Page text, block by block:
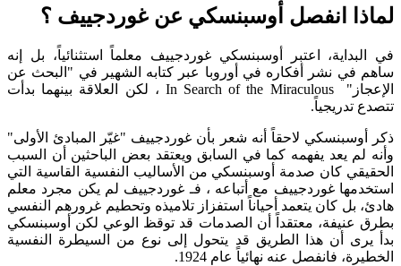
انفصل أوسبنسكي عن غوردجييف ؟
اعتبر أوسبنسكي غوردجييف معلماً استثنائياً، بل إنه
نشر أفكاره في أوروبا عبر كتابه الشهير في "البحث عن
الإعجاز" In Search of the Miraculous ، لكن العلاقة بينهما بدأت
لاحقاً أنه شعر بأن غوردجييف "غيّر المبادئ الأولى"
يعد يفهمه كما في السابق ويعتقد بعض الباحثين أن السبب
كان صدمة أوسبنسكي من الأساليب النفسية القاسية التي
غوردجييف مع أتباعه ، فـ غوردجييف لم يكن مجرد معلم
كان يتعمد أحياناً استفزاز تلاميذه وتحطيم غرورهم النفسي
معتقداً أن الصدمات قد توقظ الوعي لكن أوسبنسكي
أن هذا الطريق قد يتحول إلى نوع من السيطرة النفسية
فانفصل عنه نهائياً عام 1924.